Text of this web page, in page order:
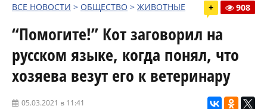
ВСЕ НОВОСТИ > ОБЩЕСТВО > ЖИВОТНЫЕ + 908
“Помогите!” Кот заговорил на
русском языке, когда понял, что
хозяева везут его к ветеринару
05.03.2021 в 11:41